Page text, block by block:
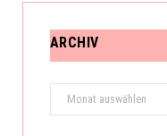
ARCHIV
Archiv